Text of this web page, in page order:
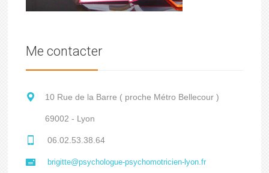
Me contacter
10 Rue de la Barre ( proche Métro Bellecour )
69002 - Lyon
06.02.53.38.64
brigitte@psychologue-psychomotricien-lyon.fr